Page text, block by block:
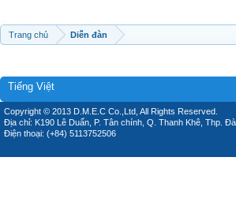
Trang chủ Diễn đàn
Tiếng Việt
Copyright © 2013 D.M.E.C Co.,Ltd, All Rights Reserved.
Địa chỉ: K190 Lê Duẩn, P. Tân chính, Q. Thanh Khê, Thp. Đà
Điện thoại: (+84) 5113752506